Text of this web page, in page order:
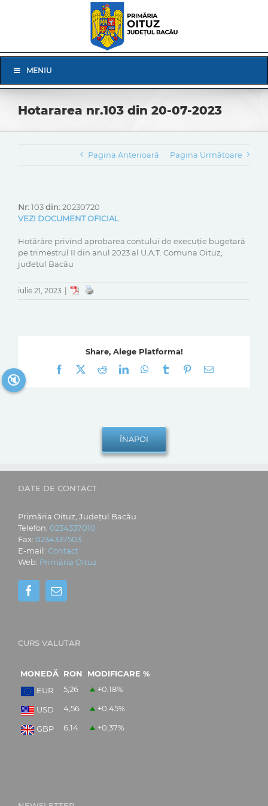
Navigation
MENIU
Hotararea nr.103 din 20-07-2023
Pagina Anterioară Pagina Următoare
Nr:103din:20230720
VEZI DOCUMENT OFICIAL
Hotărâre privind aprobarea contului de execuție bugetară
pe trimestrul II din anul 2023 al U.A.T. Comuna Oituz,
județul Bacău
iulie 21, 2023
Share, Alege Platforma!
Facebook
RedditLinkedInWhatsApp
Tumblr Pinterest
E-
DATE DE CONTACT
Primăria Oituz, Județul Bacău
Telefon: 0234337010
Fax: 0234337503
E-mail: Contact
Web: Primăria Oituz
CURS VALUTAR
MONEDĂ RON
MODIFICARE %
EUR
5,26 +0,18%
USD 4,56 +0,45%
GBP 6,14 +0,37%
🔇